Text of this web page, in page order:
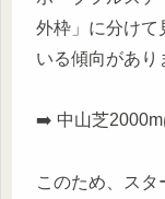
外枠」に分けて
いる傾向があり
➡️ 中山芝2000m
このため、ス